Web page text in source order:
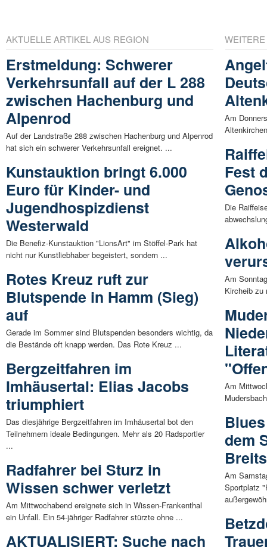
AKTUELLE ARTIKEL AUS REGION
Erstmeldung: Schwerer
Verkehrsunfall auf der L 288
zwischen Hachenburg und
Alpenrod
Auf der Landstraße 288 zwischen Hachenburg und Alpenrod
hat sich ein schwerer Verkehrsunfall ereignet. ...
Kunstauktion bringt 6.000
Euro für Kinder- und
Jugendhospizdienst
Westerwald
Die Benefiz-Kunstauktion "LionsArt" im Stöffel-Park hat
nicht nur Kunstliebhaber begeistert, sondern ...
Rotes Kreuz ruft zur
Blutspende in Hamm (Sieg)
auf
Gerade im Sommer sind Blutspenden besonders wichtig, da
die Bestände oft knapp werden. Das Rote Kreuz ...
Bergzeitfahren im
Imhäusertal: Elias Jacobs
triumphiert
Das diesjährige Bergzeitfahren im Imhäusertal bot den
Teilnehmern ideale Bedingungen. Mehr als 20 Radsportler
...
Radfahrer bei Sturz in
Wissen schwer verletzt
Am Mittwochabend ereignete sich in Wissen-Frankenthal
ein Unfall. Ein 54-jähriger Radfahrer stürzte ohne ...
AKTUALISIERT: Suche nach
Am
Fest
Die
Am
Kircheib zu
Am
dem
Am
Sportplatz